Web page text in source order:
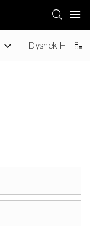
Dyshek Hoteli